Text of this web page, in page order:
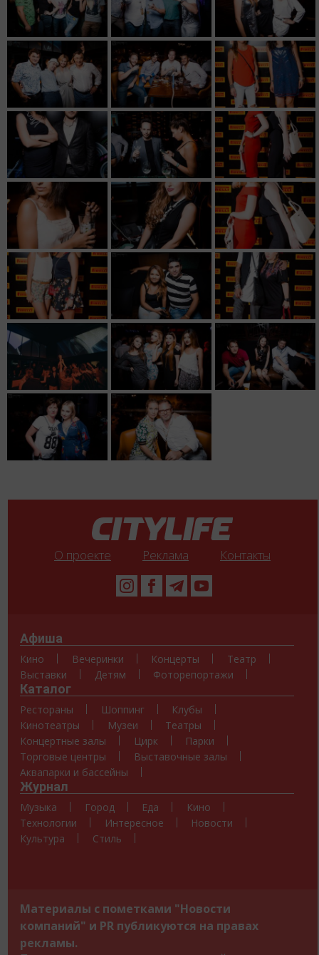
О проекте Реклама Контакты
Афиша
Кино Вечеринки Концерты
Театр
Выставки
Детям Фоторепортажи
Каталог
Рестораны Шоппинг
Клубы
Кинотеатры
Музеи
Театры
Концертные залы
Цирк
Парки
Торговые центры
Выставочные залы
Аквапарки и бассейны
Журнал
Музыка Город Еда
Кино
Технологии
Интересное
Новости
Культура
Стиль
Материалы с пометками "Новости
компаний" и PR публикуются на правах
рекламы.